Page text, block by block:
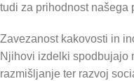
tudi za prihodnost našega
Zavezanost kakovosti in
Njihovi izdelki spodbujajo
razmišljanje ter razvoj